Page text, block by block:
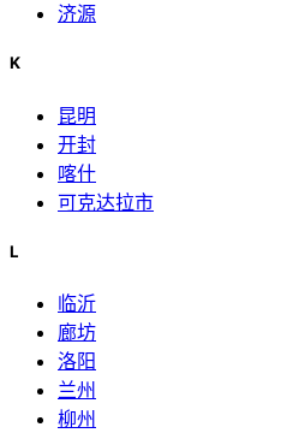
济源
K
昆明
开封
喀什
可克达拉市
L
临沂
廊坊
洛阳
兰州
柳州